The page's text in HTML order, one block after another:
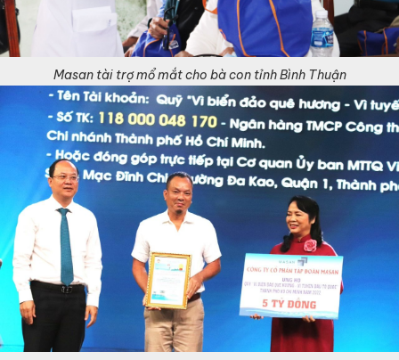
Masan tài trợ mổ mắt cho bà con tỉnh Bình Thuận